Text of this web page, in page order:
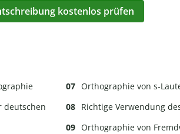
kostenlos prüfen
deutschen
Orthographie von s-
Richtige Verwendung
Orthographie von